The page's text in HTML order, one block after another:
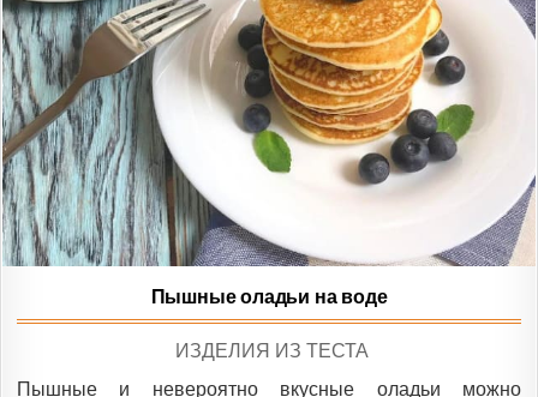
Пышные оладьи на воде
POSTED
ИЗДЕЛИЯ ИЗ ТЕСТА
Пышные и невероятно вкусные оладьи можно